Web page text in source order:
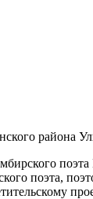
района
поэта,